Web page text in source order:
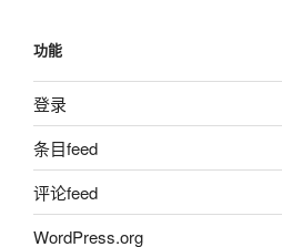
功能
登录
条目feed
评论feed
WordPress.org